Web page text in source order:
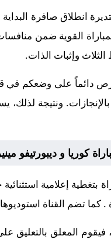
انطلاق صافرة
القوية ضمن
وإثبات الذات.
دائماً على وضعكم في
بالإنجازات. ونتيجة
كوريا و ديبورتيفو
بتغطية إعلامية
. كما تضم القناة
فيقوم المعلق بالتعليق